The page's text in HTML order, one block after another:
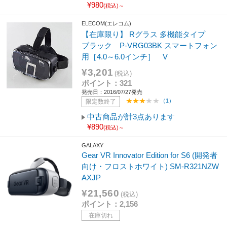
¥980(税込)～
ELECOM(エレコム)
【在庫限り】 Rグラス 多機能タイプ
ブラック P-VRG03BK スマートフォン
用［4.0～6.0インチ］ V
¥3,201 (税込)
ポイント：321
発売日：2016/07/27発売
限定数終了 （1）
中古商品が計3点あります
¥890(税込)～
GALAXY
Gear VR Innovator Edition for S6 (開発者
向け・フロストホワイト) SM-R321NZW
AXJP
¥21,560 (税込)
ポイント：2,156
在庫切れ